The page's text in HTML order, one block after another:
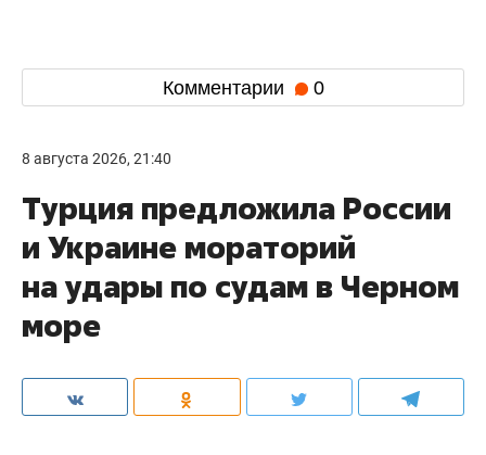
Комментарии 0
8 августа 2026, 21:40
Турция предложила России
и Украине мораторий
на удары по судам в Черном
море